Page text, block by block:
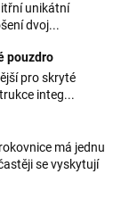
unikátní
dvoj...
pouzdro
pro skryté
integ...
má jednu
se vyskytují